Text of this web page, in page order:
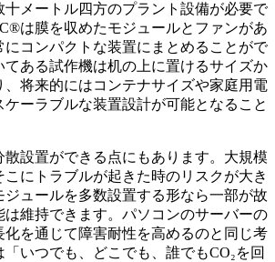
十メートル四方のプラント設備が必要で
は膜を収めたモジュールとファンがあ
にコンパクトな装置にまとめることがで
てある試作機は机の上に置けるサイズか
、将来的にはコンテナサイズや家庭用電
ーラブルな装置設計が可能となること
設置ができる点にもあります。大規模
にトラブルが起きた時のリスクが大き
ジュールを多数設置する形なら一部が故
は維持できます。パソコンのサーバーの
化を通じて障害耐性を高めるのと同じ考
いつでも、どこでも、誰でもCO₂を回